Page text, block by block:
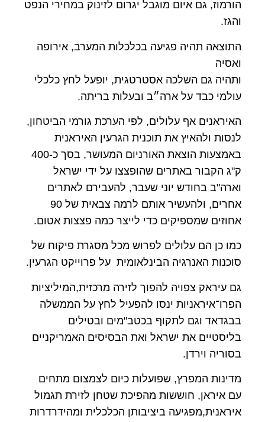
הורמוז, גם איום מוגבל יגרום לזינוק במחירי הנפט
והגז.
התוצאה תהיה פגיעה בכלכלות המערב, אירופה
ואסיה
ותהיה גם השלכה אסטרטגית, יופעל לחץ כלכלי
עולמי כבד על ארה״ב ובעלות בריתה.
האיראנים אף עלולים, לפי הערכת גורמי הביטחון,
לנסות ולהאיץ את תוכנית הגרעין האיראנית
באמצעות הוצאת האורניום המעושר, בסך כ-400
ק"ג הקבור באתרים שהופצצו על ידי ישראל
וארה"ב בחודש יוני שעבר, להעבירם לאתרים
אחרים, ולהעשיר אותם לרמה צבאית של 90
אחוזים שמספיקים כדי לייצר כמה פצצות אטום.
כמו כן הם עלולים לפרוש מכל מסגרת פיקוח של
סוכנות האנרגיה הבינלאומית על פרוייקט הגרעין.
גם עיראק צפויה להפוך לזירה מרכזית,המיליציות
הפרו־איראניות ינסו להפעיל לחץ על הממשלה
בבגדאד וגם לתקוף בכטב"מים ובטילים
בליסטיים את ישראל ואת הבסיסים האמריקניים
בסוריה וירדן.
מדינות המפרץ, שפועלות כיום לצמצום מתחים
עם איראן, חוששות מהפיכת שטחן לזירת תגמול
איראנית,מפגיעה ביציבותן הכלכלית ומהידרדרות